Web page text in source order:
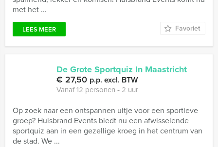
met het ...
LEES MEER Favoriet
De Grote Sportquiz In Maastricht
€ 27,50 p.p. excl. BTW
Vanaf 12 personen ‐ 2 uur
Op zoek naar een ontspannen uitje voor een sportieve
groep? Huisbrand Events biedt nu een afwisselende
sportquiz aan in een gezellige kroeg in het centrum van
de stad. We ...